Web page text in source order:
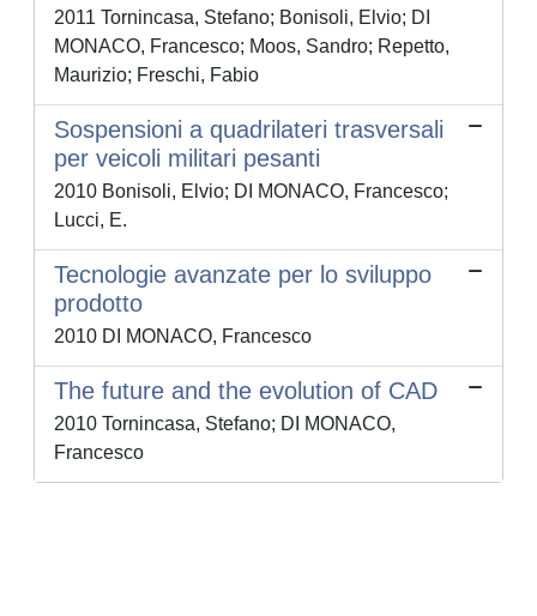
2011 Tornincasa, Stefano; Bonisoli, Elvio; DI
MONACO, Francesco; Moos, Sandro; Repetto,
Maurizio; Freschi, Fabio
Sospensioni a quadrilateri trasversali
per veicoli militari pesanti
2010 Bonisoli, Elvio; DI MONACO, Francesco;
Lucci, E.
Tecnologie avanzate per lo sviluppo
prodotto
2010 DI MONACO, Francesco
The future and the evolution of CAD
2010 Tornincasa, Stefano; DI MONACO,
Francesco